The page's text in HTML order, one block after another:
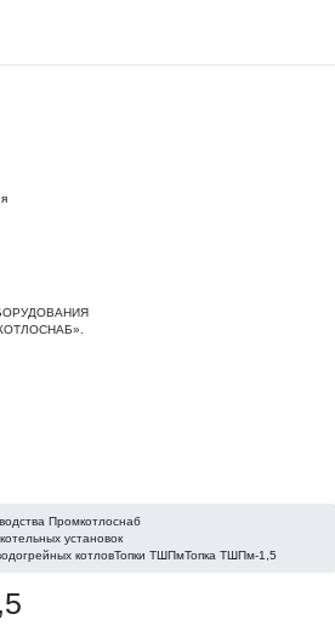
Промкотлоснаб
установок
котловТопки ТШПмТопка ТШПм-1,5